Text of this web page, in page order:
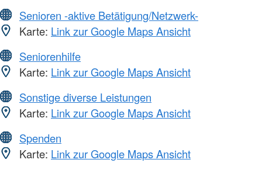
Senioren -aktive Betätigung/Netzwerk-
Karte: Link zur Google Maps Ansicht
Seniorenhilfe
Karte: Link zur Google Maps Ansicht
Sonstige diverse Leistungen
Karte: Link zur Google Maps Ansicht
Spenden
Karte: Link zur Google Maps Ansicht